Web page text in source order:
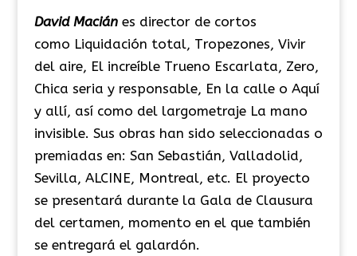
David Maciánes director de cortos
como Liquidación total, Tropezones, Vivir
del aire, El increíble Trueno Escarlata, Zero,
Chica seria y responsable, En la calle o Aquí
y allí, así como del largometraje La mano
invisible. Sus obras han sido seleccionadas o
premiadas en: San Sebastián, Valladolid,
Sevilla, ALCINE, Montreal, etc. El proyecto
se presentará durante la Gala de Clausura
del certamen, momento en el que también
se entregará el galardón.